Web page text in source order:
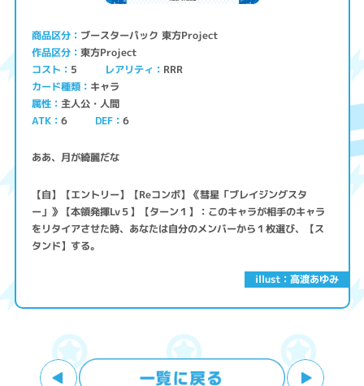
illust：高渡あゆみ
商品区分 ブースターパック 東方Project
作品区分 東方Project
コスト 5 レアリティ RRR
カード種類 キャラ
属性 主人公・人間
ATK 6 DEF 6
ああ、月が綺麗だな
【自】【エントリー】【Reコンボ】《彗星「ブレイジングスタ
ー」》【本領発揮Lv５】【ターン１】：このキャラが相手のキャラ
をリタイアさせた時、あなたは自分のメンバーから１枚選び、【ス
タンド】する。